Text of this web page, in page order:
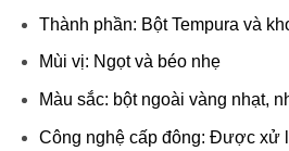
Thành phần: Bột Tempura và
Mùi vị: Ngọt và béo nhẹ
Màu sắc: bột ngoài vàng nhạt,
Công nghệ cấp đông: Được xử